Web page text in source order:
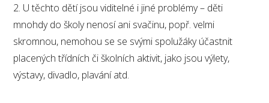
2. U těchto dětí jsou viditelné i jiné problémy – děti
mnohdy do školy nenosí ani svačinu, popř. velmi
skromnou, nemohou se se svými spolužáky účastnit
placených třídních či školních aktivit, jako jsou výlety,
výstavy, divadlo, plavání atd.